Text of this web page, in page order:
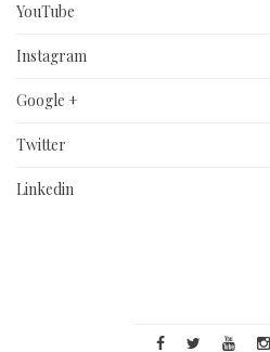
YouTube
Instagram
Google +
Twitter
Linkedin